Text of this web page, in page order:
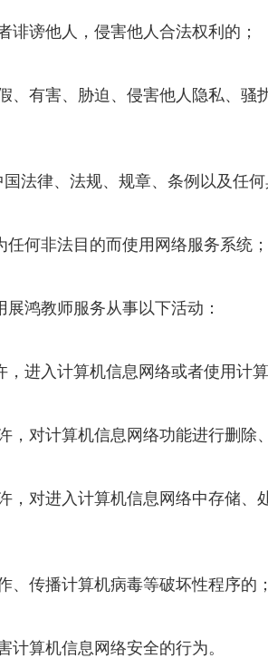
诽谤他人，侵害他人合法权利的；
、有害、胁迫、侵害他人隐私、
国法律、法规、规章、条例以及任
任何非法目的而使用网络服务系统；
展鸿教师服务从事以下活动：
，进入计算机信息网络或者使用计
，对计算机信息网络功能进行删除
，对进入计算机信息网络中存储
、传播计算机病毒等破坏性程序的；
计算机信息网络安全的行为。